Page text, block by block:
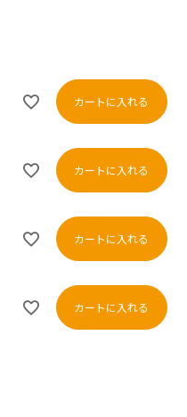
カートに入れる
カートに入れる
カートに入れる
カートに入れる